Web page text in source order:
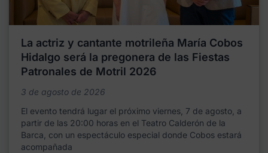
La actriz y cantante motrileña María Cobos
Hidalgo será la pregonera de las Fiestas
Patronales de Motril 2026
3 de agosto de 2026
El evento tendrá lugar el próximo viernes, 7 de agosto, a
partir de las 20:00 horas en el Teatro Calderón de la
Barca, con un espectáculo especial donde Cobos estará
acompañada